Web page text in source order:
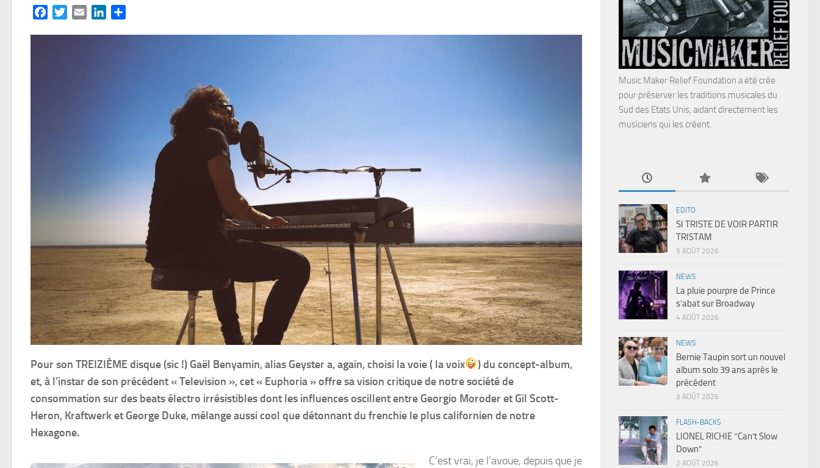
FacebookTwitterEmail LinkedIn
Pour son TREIZIÈME disque (sic !) Gaël Benyamin, alias Geyster a, again, choisi la voie ( la voix
) du concept-album,
et, à l’instar de son précédent « Television », cet « Euphoria » offre sa vision critique de notre société de
consommation sur des beats électro irrésistibles dont les influences oscillent entre Georgio Moroder et Gil Scott-
Heron, Kraftwerk et George Duke, mélange aussi cool que détonnant du frenchie le plus californien de notre
Hexagone.
C’est vrai, je l’avoue, depuis que je
Music Maker Relief Foundation a été crée
pour préserver les traditions musicales du
Sud des Etats Unis, aidant directement les
musiciens qui les créent.
EDITO
SI TRISTE DE VOIR PARTIR
TRISTAM
5 AOÛT 2026
NEWS
La pluie pourpre de Prince
s’abat sur Broadway
4 AOÛT 2026
NEWS
Bernie Taupin sort un nouvel
album solo 39 ans après le
précédent
3 AOÛT 2026
FLASH-BACKS
LIONEL RICHIE “Can’t Slow
Down”
2 AOÛT 2026